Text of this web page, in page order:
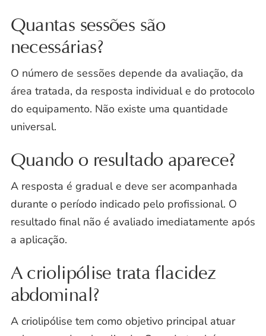
Quantas sessões são
necessárias?
O número de sessões depende da avaliação, da
área tratada, da resposta individual e do protocolo
do equipamento. Não existe uma quantidade
universal.
Quando o resultado aparece?
A resposta é gradual e deve ser acompanhada
durante o período indicado pelo profissional. O
resultado final não é avaliado imediatamente após
a aplicação.
A criolipólise trata flacidez
abdominal?
A criolipólise tem como objetivo principal atuar